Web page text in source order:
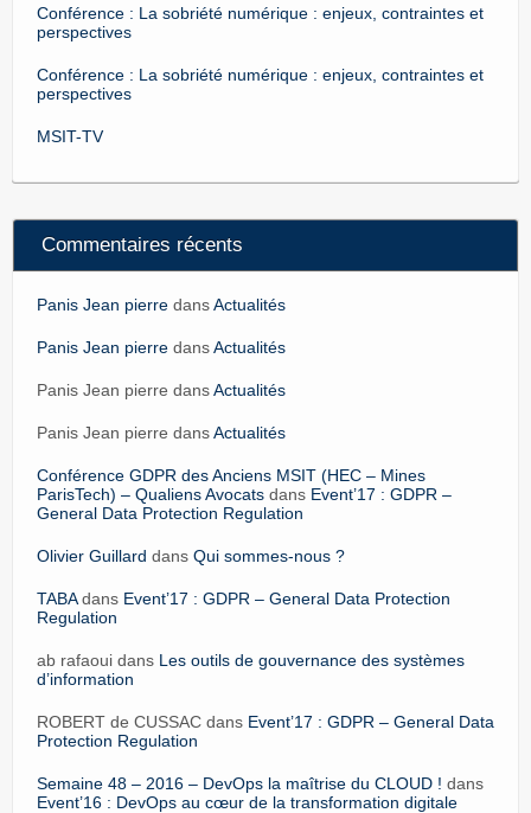
Conférence : La sobriété numérique : enjeux, contraintes et
perspectives
Conférence : La sobriété numérique : enjeux, contraintes et
perspectives
MSIT-TV
Commentaires récents
Panis Jean pierre dansActualités
Panis Jean pierre dansActualités
Panis Jean pierre dansActualités
Panis Jean pierre dansActualités
Conférence GDPR des Anciens MSIT (HEC – Mines
ParisTech) – Qualiens Avocats dans Event’17 : GDPR –
General Data Protection Regulation
Olivier Guillard dans Qui sommes-nous ?
TABAdans Event’17 : GDPR – General Data Protection
Regulation
ab rafaoui dans Les outils de gouvernance des systèmes
d’information
ROBERT de CUSSAC dans Event’17 : GDPR – General Data
Protection Regulation
Semaine 48 – 2016 – DevOps la maîtrise du CLOUD ! dans
Event’16 : DevOps au cœur de la transformation digitale